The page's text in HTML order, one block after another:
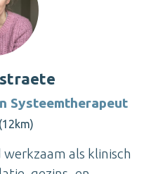
Systeemtherapeut
als klinisch